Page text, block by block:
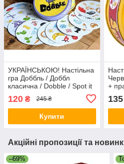
УКРАЇНСЬКОЮ! Настільна
гра Доббль / Доббл
класична / Dobble / Spot it
120 ₴ 245 ₴
Купити
+
135
Акційні пропозиції та
–69%